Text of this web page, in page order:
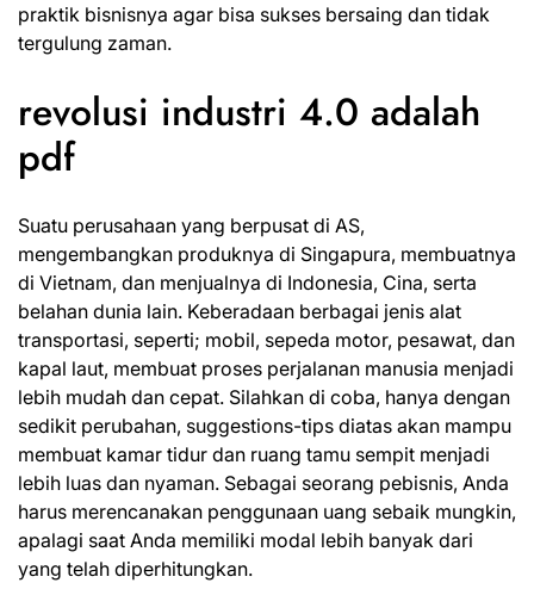
praktik bisnisnya agar bisa sukses bersaing dan tidak
tergulung zaman.
revolusi industri 4.0 adalah
pdf
Suatu perusahaan yang berpusat di AS,
mengembangkan produknya di Singapura, membuatnya
di Vietnam, dan menjualnya di Indonesia, Cina, serta
belahan dunia lain. Keberadaan berbagai jenis alat
transportasi, seperti; mobil, sepeda motor, pesawat, dan
kapal laut, membuat proses perjalanan manusia menjadi
lebih mudah dan cepat. Silahkan di coba, hanya dengan
sedikit perubahan, suggestions-tips diatas akan mampu
membuat kamar tidur dan ruang tamu sempit menjadi
lebih luas dan nyaman. Sebagai seorang pebisnis, Anda
harus merencanakan penggunaan uang sebaik mungkin,
apalagi saat Anda memiliki modal lebih banyak dari
yang telah diperhitungkan.